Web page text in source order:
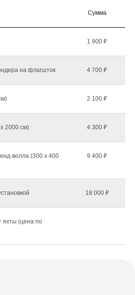
Сумма
1 900 ₽
на флагшток 4 700 ₽
2 100 ₽
2000 см) 4 300 ₽
волла (300 х 400
9 400 ₽
18 000 ₽
яхты (цена по